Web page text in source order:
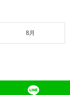
8月